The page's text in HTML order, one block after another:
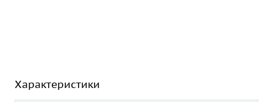
Характеристики